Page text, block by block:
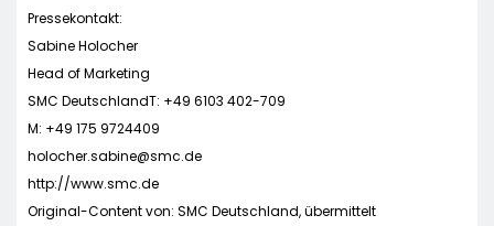
Pressekontakt:
Sabine Holocher
Head of Marketing
SMC DeutschlandT: +49 6103 402-709
M: +49 175 9724409
holocher.sabine@smc.de
http://www.smc.de
Original-Content von: SMC Deutschland, übermittelt